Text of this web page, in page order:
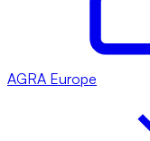
AGRA Europe